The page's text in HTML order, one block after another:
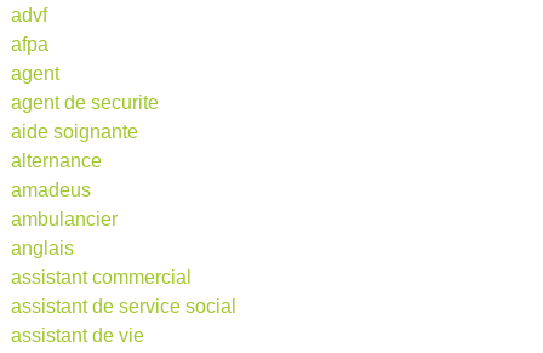
advf
afpa
agent
agent de securite
aide soignante
alternance
amadeus
ambulancier
anglais
assistant commercial
assistant de service social
assistant de vie